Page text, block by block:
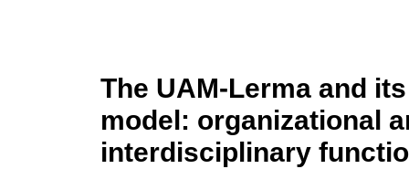
The UAM-Lerma and
model: organizational
interdisciplinary